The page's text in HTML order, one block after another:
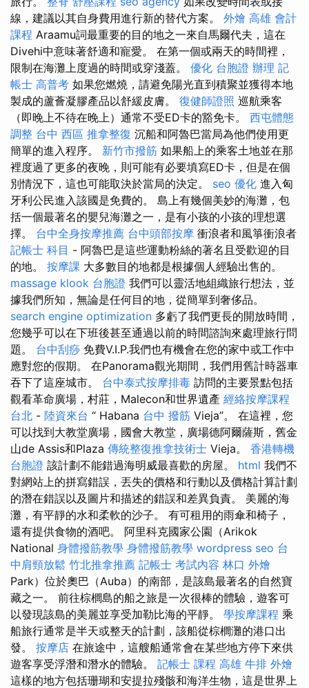
線，建議以其自身費用進行新的替代方案。 外燴 高雄 會計
課程 Araamu詞最重要的目的地之一來自馬爾代夫，這在
Divehi中意味著舒適和寵愛。 在第一個或兩天的時間裡，
限制在海灘上度過的時間或穿淺蓋。 優化 台胞證 辦理 記
帳士 高普考 如果您燃燒，請避免陽光直到積聚並獲得本地
製成的蘆薈凝膠產品以舒緩皮膚。 復健師證照 巡航乘客
（即晚上不待在晚上）通常不受ED卡的豁免卡。 西屯體態
調整 台中 西區 推拿整復 沉船和阿魯巴當局為他們使用更
簡單的進入程序。 新竹市撥筋 如果船上的乘客土地並在那
裡度過了更多的夜晚，則可能有必要填寫ED卡，但是在個
別情況下，這也可能取決於當局的決定。 seo 優化 進入匈
牙利公民進入該國是免費的。 島上有幾個美妙的海灘，包
括一個最著名的嬰兒海灘之一，是有小孩的小孩的理想選
擇。 台中全身按摩推薦 台中頭部按摩 衝浪者和風箏衝浪者
記帳士 科目 - 阿魯巴是這些運動粉絲的著名且受歡迎的目
的地。 按摩課 大多數目的地都是根據個人經驗出售的。
massage klook 台胞證 我們可以靈活地組織旅行想法，並
據我們所知，無論是任何目的地，從簡單到奢侈品。
search engine optimization 多虧了我們更長的開放時間，
您幾乎可以在下班後甚至通過以前的時間諮詢來處理旅行問
題。 台中刮痧 免費V.I.P.我們也有機會在您的家中或工作中
應對您的假期。 在Panorama觀光期間，我們用舊計時器車
吞下了這座城市。 台中泰式按摩排毒 訪問的主要景點包括
觀看革命廣場，村莊，Malecon和世界遺產 經絡按摩課程
台北 - 陸資來台 “ Habana 台中 撥筋 Vieja”。 在這裡，您
可以找到大教堂廣場，國會大教堂，廣場德阿爾薩斯，舊金
山de Assis和Plaza 傳統整復推拿技術士 Vieja。 香港轉機
台胞證 該計劃不能錯過海明威最喜歡的房屋。 html 我們不
對網站上的拼寫錯誤，丟失的價格和行動以及價格計算計劃
的潛在錯誤以及圖片和描述的錯誤和差異負責。 美麗的海
灘，有平靜的水和柔軟的沙子。 有可租用的雨傘和椅子，
還有提供食物的酒吧。 阿里科克國家公園（Arikok
National 身體撥筋教學 身體撥筋教學 wordpress seo 台
中肩頸放鬆 竹北推拿推薦 記帳士 考試內容 林口 外燴
Park）位於奧巴（Auba）的南部，是該島最著名的自然寶
藏之一。 前往棕櫚島的船之旅是一次很棒的體驗，遊客可
以發現該島的美麗並享受加勒比海的平靜。 學按摩課程 乘
船旅行通常是半天或整天的計劃，該船從棕櫚灘的港口出
發。 按摩店 在旅途中，這艘船通常會在某些地方停下來供
遊客享受浮潛和潛水的體驗。 記帳士 課程 高雄 牛排 外燴
這樣的地方包括珊瑚和安提拉殘骸和海洋生物，這是世界上